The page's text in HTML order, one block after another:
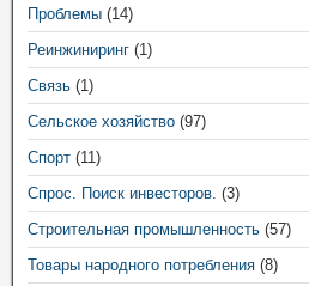
Проблемы (14)
Реинжиниринг (1)
Связь (1)
Сельское хозяйство (97)
Спорт (11)
Спрос. Поиск инвесторов. (3)
Строительная промышленность (57)
Товары народного потребления (8)